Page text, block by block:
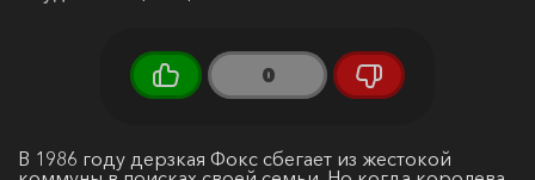
0
В 1986 году дерзкая Фокс сбегает из жестокой